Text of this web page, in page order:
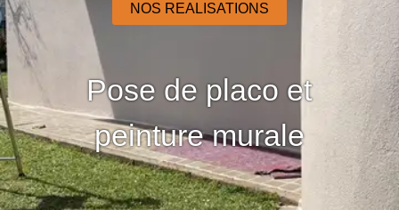
NOS REALISATIONS
Pose de placo et
peinture murale